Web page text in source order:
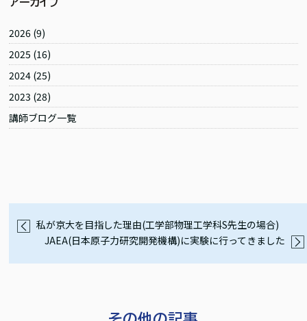
2026 (9)
2025 (16)
2024 (25)
2023 (28)
講師ブログ一覧
私が京大を目指した理由(工学部物理工学科S先生の場合)
JAEA(日本原子力研究開発機構)に実験に行ってきました